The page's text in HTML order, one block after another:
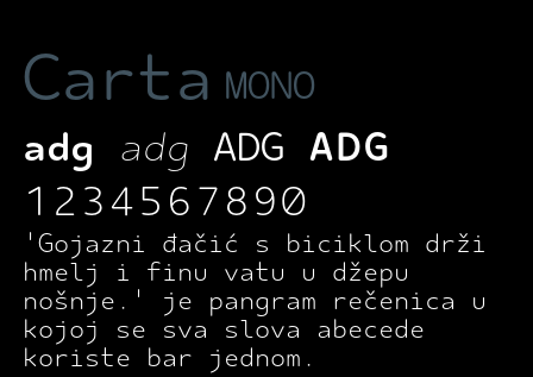
Carta MONO
adg adg ADG ADG
1234567890
'Gojazni đačić s biciklom drži
hmelj i finu vatu u džepu
nošnje.' je pangram rečenica u
kojoj se sva slova abecede
koriste bar jednom.